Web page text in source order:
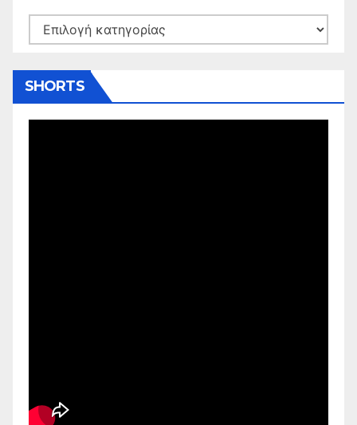
Kατηγορίες
SHORTS